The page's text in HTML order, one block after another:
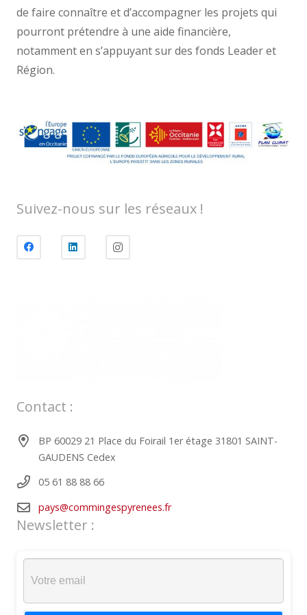
de faire connaître et d’accompagner les projets qui
pourront prétendre à une aide financière,
notamment en s’appuyant sur des fonds Leader et
Région.
Suivez-nous sur les réseaux !
Contact :
BP 60029 21 Place du Foirail 1er étage 31801 SAINT-
GAUDENS Cedex
05 61 88 88 66
pays@commingespyrenees.fr
Newsletter :